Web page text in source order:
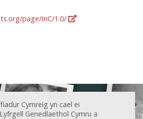
page/InC/1.0/
Cymreig yn cael ei
Genedlaethol Cymru a